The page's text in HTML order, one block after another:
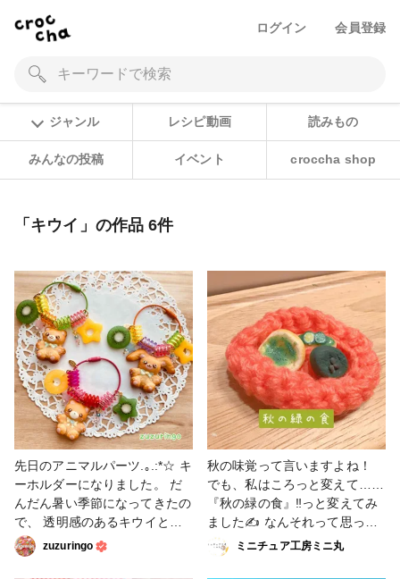
ログイン 会員登録
ジャンル レシピ動画 読みもの
みんなの投稿 イベント croccha shop
「キウイ」の作品 6件
先日のアニマルパーツ.｡.:*☆ キ
ーホルダーになりました。 だ
んだん暑い季節になってきたの
で、 透明感のあるキウイとパ
インと組み合わせてみました。
スペーサーもクリアなタイプの
zuzuringo
秋の味覚って言いますよね！
でも、私はころっと変えて……
『秋の緑の食』‼️っと変えてみ
ました✍️ なんそれって思って
しまいますよね(笑) 自分らし
い，世界の言葉です‪w 今回の作
ミニチュア工房ミニ丸